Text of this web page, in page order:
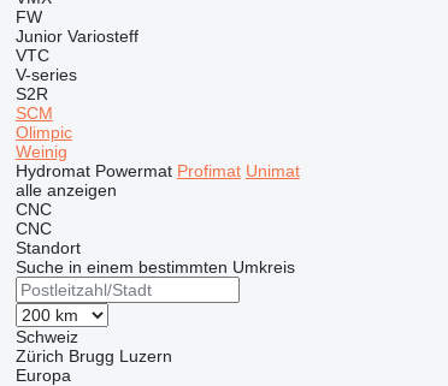
FW
Junior Variosteff
VTC
V-series
S2R
SCM
Olimpic
Weinig
Hydromat Powermat Profimat Unimat
alle anzeigen
CNC
CNC
Standort
Suche in einem bestimmten Umkreis
Schweiz
Zürich Brugg Luzern
Europa